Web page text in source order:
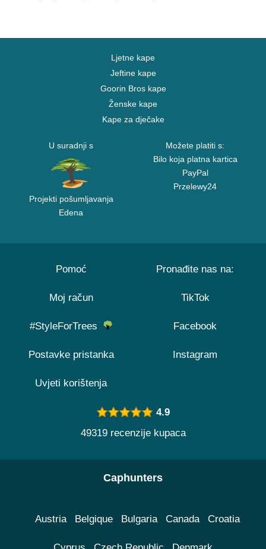
Ljetne kape
Jeftine kape
Goorin Bros kape
Ženske kape
Kape za dječake
U suradnji s
Projekti pošumljavanja
Edena
Možete platiti s:
Bilo koja platna kartica
PayPal
Przelewy24
Pomoć
Moj račun
#StyleForTrees
Postavke pristanka
Uvjeti korištenja
Pronađite nas na:
TikTok
Facebook
Instagram
4.9
49319 recenzije kupaca
Caphunters
Austria Belgique Bulgaria Canada Croatia